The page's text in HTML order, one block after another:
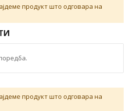
продукт што одговара на
продукт што одговара на